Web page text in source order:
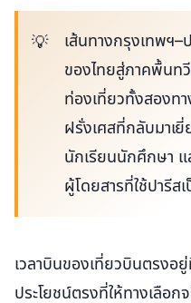
เส้นทางกรุงเทพฯ–
ของไทยสู่ภาคพื้นท
ท่องเที่ยวทั้งสองท
ฝรั่งเศสที่กลับมาเยี่
นักเรียนนักศึกษา
ผู้โดยสารที่ใช้ปารีส
เวลาบินของเที่ยวบินตรงอ
ประโยชน์ตรงที่ให้ทางเลือก